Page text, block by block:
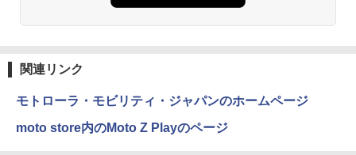
関連リンク
モトローラ・モビリティ・ジャパンのホームページ
moto store内のMoto Z Playのページ